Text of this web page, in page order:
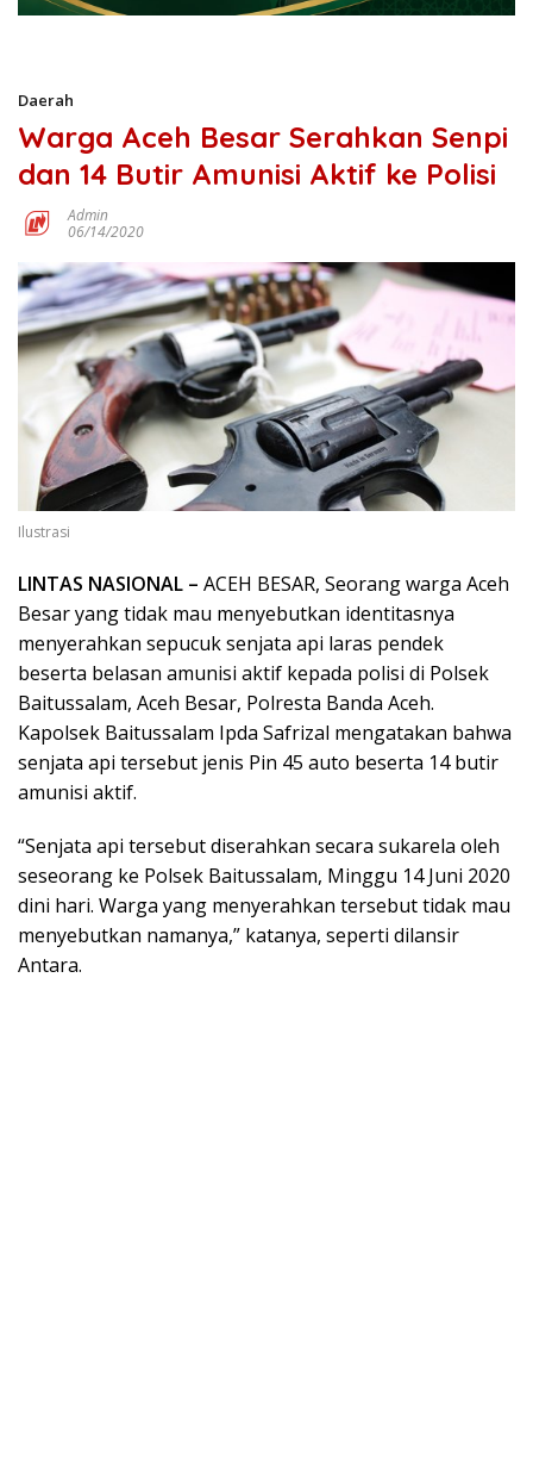
Daerah
Warga Aceh Besar Serahkan Senpi
dan 14 Butir Amunisi Aktif ke Polisi
Admin
06/14/2020
Ilustrasi
LINTAS NASIONAL – ACEH BESAR, Seorang warga Aceh
Besar yang tidak mau menyebutkan identitasnya
menyerahkan sepucuk senjata api laras pendek
beserta belasan amunisi aktif kepada polisi di Polsek
Baitussalam, Aceh Besar, Polresta Banda Aceh.
Kapolsek Baitussalam Ipda Safrizal mengatakan bahwa
senjata api tersebut jenis Pin 45 auto beserta 14 butir
amunisi aktif.
“Senjata api tersebut diserahkan secara sukarela oleh
seseorang ke Polsek Baitussalam, Minggu 14 Juni 2020
dini hari. Warga yang menyerahkan tersebut tidak mau
menyebutkan namanya,” katanya, seperti dilansir
Antara.